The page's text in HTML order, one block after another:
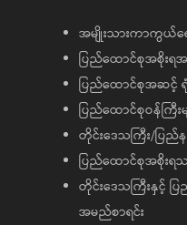
အမျိုးသားကာကွယ်ရ
ပြည်ထောင်စုအစိုးရ
ပြည်ထောင်စုအဆင့် ရုံ
ပြည်ထောင်စုဝန်ကြီးမ
တိုင်းဒေသကြီး/ပြ
ပြည်ထောင်စုအစိုးရ
တိုင်းဒေသကြီးနှင့် ပြ
အမည်စာရင်း